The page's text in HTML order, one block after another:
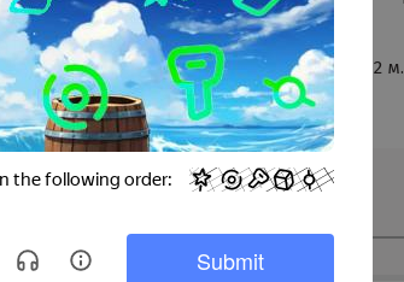
конструкций и скатной кровли.
Размер профлиста H-60x845 от 0,5 до 12 м.